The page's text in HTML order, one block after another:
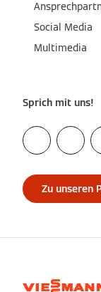
Social Media
Multimedia
Sprich mit uns!
Zu unseren